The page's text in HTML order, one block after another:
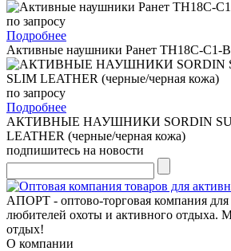
по запросу
Подробнее
Активные наушники Ранет TH18С-C1-
по запросу
Подробнее
АКТИВНЫЕ НАУШНИКИ SORDIN
LEATHER (черные/черная кожа)
подпишитесь на новости
АПОРТ - оптово-торговая компания
любителей охоты и активного отдыха.
отдых!
О компании